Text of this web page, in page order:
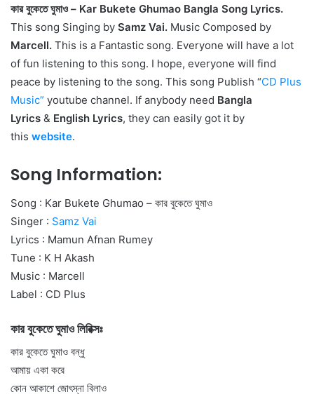
কার বুকেতে ঘুমাও – Kar Bukete Ghumao Bangla Song Lyrics.
This song Singing by Samz Vai. Music Composed by
Marcell. This is a Fantastic song. Everyone will have a lot
of fun listening to this song. I hope, everyone will find
peace by listening to the song. This song Publish “CD Plus
Music” youtube channel. If anybody need Bangla
Lyrics & English Lyrics, they can easily got it by
this website.
Song Information:
Song : Kar Bukete Ghumao – কার বুকেতে ঘুমাও
Singer : Samz Vai
Lyrics : Mamun Afnan Rumey
Tune : K H Akash
Music : Marcell
Label : CD Plus
কার বুকেতে ঘুমাও লিরিক্সঃ
কার বুকেতে ঘুমাও বন্ধু
আমায় একা করে
কোন আকাশে জোৎস্না বিলাও